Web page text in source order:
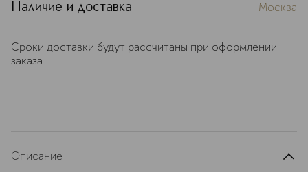
Наличие и доставка Москва
Сроки доставки будут рассчитаны при оформлении
заказа
Описание